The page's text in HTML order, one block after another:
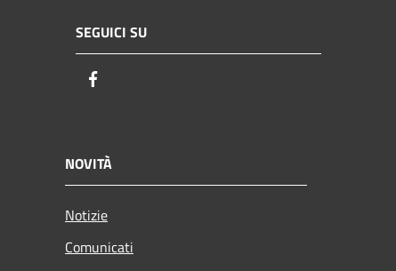
SEGUICI SU
NOVITÀ
Notizie
Comunicati